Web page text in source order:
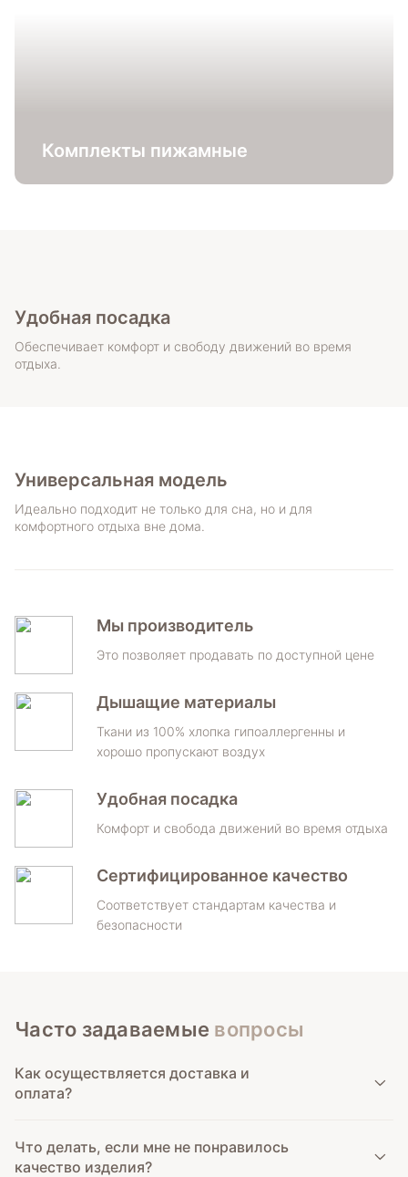
Комплекты пижамные
Удобная посадка
Обеспечивает комфорт и свободу движений во время
отдыха.
Универсальная модель
Идеально подходит не только для сна, но и для
комфортного отдыха вне дома.
Мы производитель
Это позволяет продавать по доступной цене
Дышащие материалы
Ткани из 100% хлопка гипоаллергенны и
хорошо пропускают воздух
Удобная посадка
Комфорт и свобода движений во время отдыха
Сертифицированное качество
Соответствует стандартам качества и
безопасности
Часто задаваемые вопросы
Как осуществляется доставка и
оплата?
Что делать, если мне не понравилось
качество изделия?